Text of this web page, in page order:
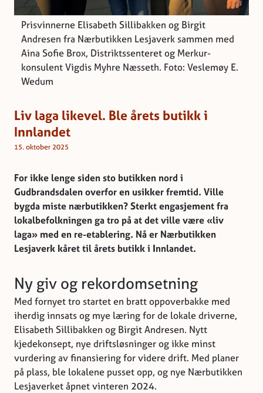
Prisvinnerne Elisabeth Sillibakken og Birgit
Andresen fra Nærbutikken Lesjaverk sammen med
Aina Sofie Brox, Distriktssenteret og Merkur-
konsulent Vigdis Myhre Næsseth. Foto: Veslemøy E.
Wedum
Liv laga likevel. Ble årets butikk i
Innlandet
15. oktober 2025
For ikke lenge siden sto butikken nord i
Gudbrandsdalen overfor en usikker fremtid. Ville
bygda miste nærbutikken? Sterkt engasjement fra
lokalbefolkningen ga tro på at det ville være «liv
laga» med en re-etablering. Nå er Nærbutikken
Lesjaverk kåret til årets butikk i Innlandet.
Ny giv og rekordomsetning
Med fornyet tro startet en bratt oppoverbakke med
iherdig innsats og mye læring for de lokale driverne,
Elisabeth Sillibakken og Birgit Andresen. Nytt
kjedekonsept, nye driftsløsninger og ikke minst
vurdering av finansiering for videre drift. Med planer
på plass, ble lokalene pusset opp, og nye Nærbutikken
Lesjaverket åpnet vinteren 2024.